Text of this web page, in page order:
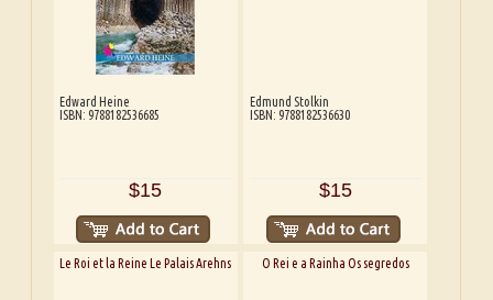
Edward Heine
ISBN: 9788182536685
$15
Edmund Stolkin
ISBN: 9788182536630
$15
Le Roi et la Reine Le Palais Arehns O Rei e a Rainha Os segredos